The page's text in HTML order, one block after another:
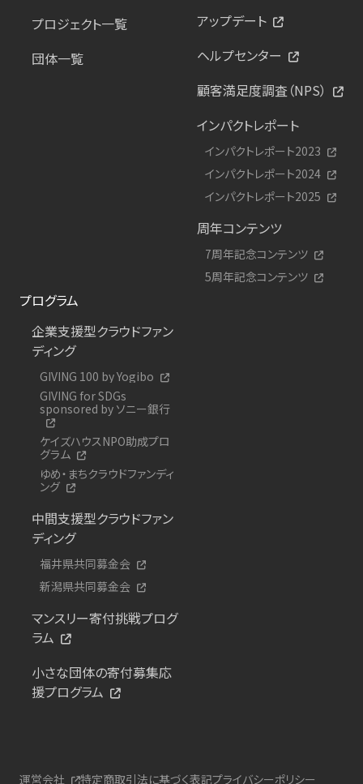
プロジェクト一覧
団体一覧
アップデート
ヘルプセンター
顧客満足度調査（NPS）
インパクトレポート
インパクトレポート2023
インパクトレポート2024
インパクトレポート2025
周年コンテンツ
7周年記念コンテンツ
5周年記念コンテンツ
プログラム
企業支援型クラウドファン
ディング
GIVING 100 by Yogibo
GIVING for SDGs
sponsored by ソニー銀行
ケイズハウスNPO助成プロ
グラム
ゆめ・まちクラウドファンディ
ング
中間支援型クラウドファン
ディング
福井県共同募金会
新潟県共同募金会
マンスリー寄付挑戦プログ
ラム
小さな団体の寄付募集応
援プログラム
運営会社 特定商取引法に基づく表記プライバシーポリシー